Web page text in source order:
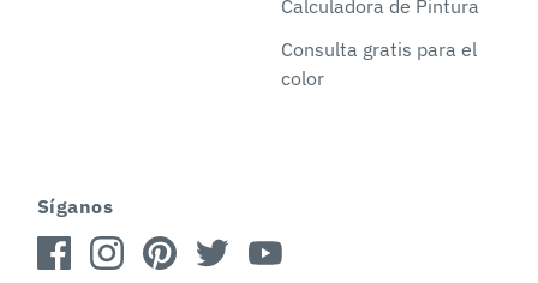
Calculadora de Pintura
Consulta gratis para el
color
Síganos